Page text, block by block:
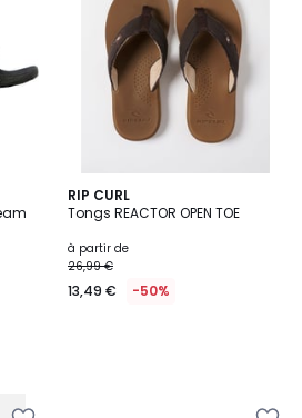
RIP CURL
Tongs REACTOR OPEN TOE
à partir de
26,99 €
13,49 € -50%